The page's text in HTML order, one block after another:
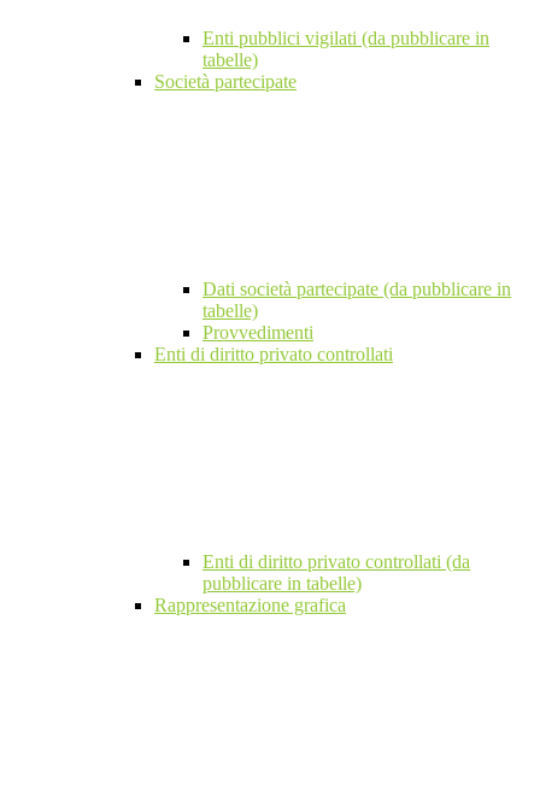
Enti pubblici vigilati (da pubblicare in
tabelle)
Società partecipate
Dati società partecipate (da pubblicare in
tabelle)
Provvedimenti
Enti di diritto privato controllati
Enti di diritto privato controllati (da
pubblicare in tabelle)
Rappresentazione grafica